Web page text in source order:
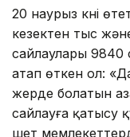
20 наурыз күні
кезектен тыс
сайлаулары 9840
атап өткен ол:
жерде болатын
сайлауға қатысу
шет